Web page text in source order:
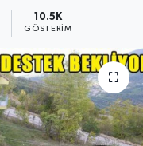
10.5K
GÖSTERIM